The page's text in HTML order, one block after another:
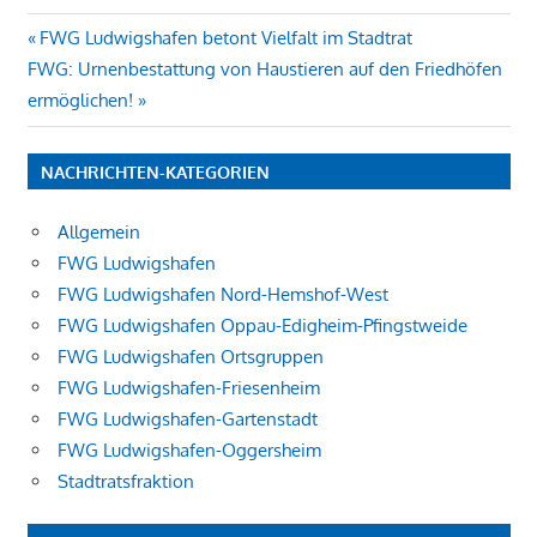
Beitragsnavigation
Vorheriger
Beitrag:
FWG Ludwigshafen betont Vielfalt im Stadtrat
Nächster
Beitrag:
FWG: Urnenbestattung von Haustieren auf den Friedhöfen
ermöglichen!
NACHRICHTEN-KATEGORIEN
Allgemein
FWG Ludwigshafen
FWG Ludwigshafen Nord-Hemshof-West
FWG Ludwigshafen Oppau-Edigheim-Pfingstweide
FWG Ludwigshafen Ortsgruppen
FWG Ludwigshafen-Friesenheim
FWG Ludwigshafen-Gartenstadt
FWG Ludwigshafen-Oggersheim
Stadtratsfraktion